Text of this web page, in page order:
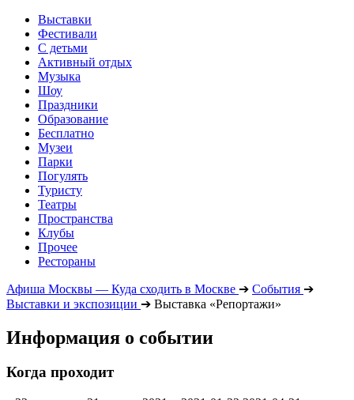
Выставки
Фестивали
С детьми
Активный отдых
Музыка
Шоу
Праздники
Образование
Бесплатно
Музеи
Парки
Погулять
Туристу
Театры
Пространства
Клубы
Прочее
Рестораны
Афиша Москвы — Куда сходить в Москве ➔ События ➔
Выставки и экспозиции ➔ Выставка «Репортажи»
Информация о событии
Когда проходит